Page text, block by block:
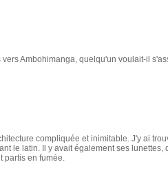
Ambohimanga, quelqu'un voulait-il
compliquée et inimitable. J'y ai
le latin. Il y avait également ses
partis en fumée.